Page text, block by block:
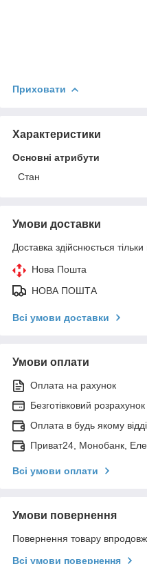
Приховати
Характеристики
Основні атрибути
Стан
Умови доставки
Доставка здійснюється
Нова Пошта
НОВА ПОШТА
Всі умови доставки
Умови оплати
Оплата на рахунок
Безготівковий розрахунок
Оплата в будь якому
Приват24, Монобанк,
Всі умови оплати
Умови повернення
Повернення товару
Всі умови повернення